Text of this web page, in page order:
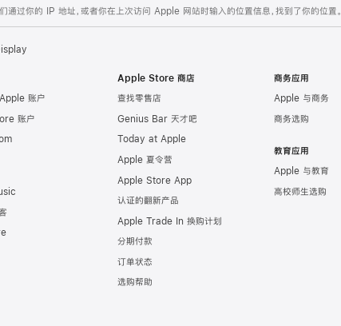
通过你的 IP 地址，或者你在上次访问 Apple 网站时输入的位置信息，找到了你的位置。
账户
账户
Apple Store 商店
查找零售店
Genius Bar 天才吧
Today at Apple
Apple 夏令营
Apple Store App
认证的翻新产品
Apple Trade In 换购计划
分期付款
订单状态
选购帮助
商务应用
Apple 与商务
商务选购
教育应用
Apple 与教育
高校师生选购